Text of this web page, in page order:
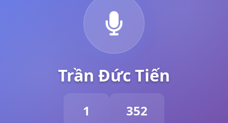
Trần Đức Tiến
1 352